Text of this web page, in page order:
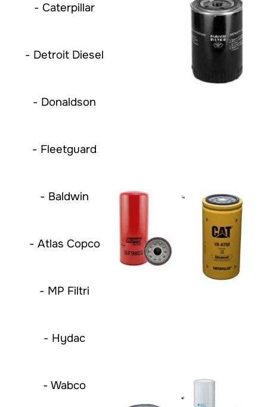
- Caterpillar
- Detroit Diesel
- Donaldson
- Fleetguard
- Baldwin
- Atlas Copco
- MP Filtri
- Hydac
- Wabco